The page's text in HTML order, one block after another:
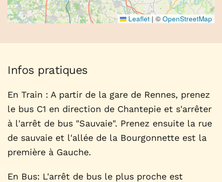
Leaflet | © OpenStreetMap
Infos pratiques
En Train : A partir de la gare de Rennes, prenez
le bus C1 en direction de Chantepie et s'arrêter
à l'arrêt de bus "Sauvaie". Prenez ensuite la rue
de sauvaie et l'allée de la Bourgonnette est la
première à Gauche.
En Bus: L'arrêt de bus le plus proche est